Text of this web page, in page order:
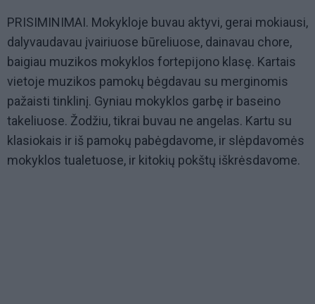
PRISIMINIMAI. Mokykloje buvau aktyvi, gerai mokiausi,
dalyvaudavau įvairiuose būreliuose, dainavau chore,
baigiau muzikos mokyklos fortepijono klasę. Kartais
vietoje muzikos pamokų bėgdavau su merginomis
pažaisti tinklinį. Gyniau mokyklos garbę ir baseino
takeliuose. Žodžiu, tikrai buvau ne angelas. Kartu su
klasiokais ir iš pamokų pabėgdavome, ir slėpdavomės
mokyklos tualetuose, ir kitokių pokštų iškrėsdavome.